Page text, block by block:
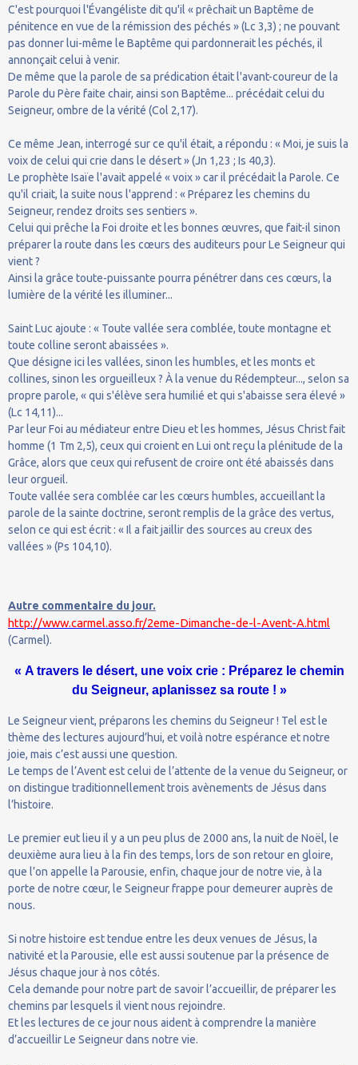
C'est pourquoi l'Évangéliste dit qu'il « prêchait un Baptême de
pénitence en vue de la rémission des péchés » (Lc 3,3) ; ne pouvant
pas donner lui-même le Baptême qui pardonnerait les péchés, il
annonçait celui à venir.
De même que la parole de sa prédication était l'avant-coureur de la
Parole du Père faite chair, ainsi son Baptême... précédait celui du
Seigneur, ombre de la vérité (Col 2,17).
Ce même Jean, interrogé sur ce qu'il était, a répondu : « Moi, je suis la
voix de celui qui crie dans le désert » (Jn 1,23 ; Is 40,3).
Le prophète Isaïe l'avait appelé « voix » car il précédait la Parole. Ce
qu'il criait, la suite nous l'apprend : « Préparez les chemins du
Seigneur, rendez droits ses sentiers ».
Celui qui prêche la Foi droite et les bonnes œuvres, que fait-il sinon
préparer la route dans les cœurs des auditeurs pour Le Seigneur qui
vient ?
Ainsi la grâce toute-puissante pourra pénétrer dans ces cœurs, la
lumière de la vérité les illuminer...
Saint Luc ajoute : « Toute vallée sera comblée, toute montagne et
toute colline seront abaissées ».
Que désigne ici les vallées, sinon les humbles, et les monts et
collines, sinon les orgueilleux ? À la venue du Rédempteur..., selon sa
propre parole, « qui s'élève sera humilié et qui s'abaisse sera élevé »
(Lc 14,11)...
Par leur Foi au médiateur entre Dieu et les hommes, Jésus Christ fait
homme (1 Tm 2,5), ceux qui croient en Lui ont reçu la plénitude de la
Grâce, alors que ceux qui refusent de croire ont été abaissés dans
leur orgueil.
Toute vallée sera comblée car les cœurs humbles, accueillant la
parole de la sainte doctrine, seront remplis de la grâce des vertus,
selon ce qui est écrit : « Il a fait jaillir des sources au creux des
vallées » (Ps 104,10).
Autre commentaire du jour.
http://www.carmel.asso.fr/2eme-Dimanche-de-l-Avent-A.html
(Carmel).
« A travers le désert, une voix crie : Préparez le chemin
du Seigneur, aplanissez sa route ! »
Le Seigneur vient, préparons les chemins du Seigneur ! Tel est le
thème des lectures aujourd’hui, et voilà notre espérance et notre
joie, mais c’est aussi une question.
Le temps de l’Avent est celui de l’attente de la venue du Seigneur, or
on distingue traditionnellement trois avènements de Jésus dans
l’histoire.
Le premier eut lieu il y a un peu plus de 2000 ans, la nuit de Noël, le
deuxième aura lieu à la fin des temps, lors de son retour en gloire,
que l’on appelle la Parousie, enfin, chaque jour de notre vie, à la
porte de notre cœur, le Seigneur frappe pour demeurer auprès de
nous.
Si notre histoire est tendue entre les deux venues de Jésus, la
nativité et la Parousie, elle est aussi soutenue par la présence de
Jésus chaque jour à nos côtés.
Cela demande pour notre part de savoir l’accueillir, de préparer les
chemins par lesquels il vient nous rejoindre.
Et les lectures de ce jour nous aident à comprendre la manière
d’accueillir Le Seigneur dans notre vie.